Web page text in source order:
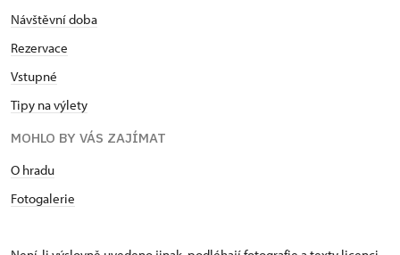
Návštěvní doba
Rezervace
Vstupné
Tipy na výlety
MOHLO BY VÁS ZAJÍMAT
O hradu
Fotogalerie